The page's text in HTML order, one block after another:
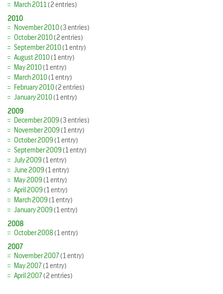
March 2011(2 entries)
2010
November 2010(3 entries)
October 2010(2 entries)
September 2010(1 entry)
August 2010(1 entry)
May 2010(1 entry)
March 2010(1 entry)
February 2010(2 entries)
January 2010(1 entry)
2009
December 2009(3 entries)
November 2009(1 entry)
October 2009(1 entry)
September 2009(1 entry)
July 2009(1 entry)
June 2009(1 entry)
May 2009(1 entry)
April 2009(1 entry)
March 2009(1 entry)
January 2009(1 entry)
2008
October 2008(1 entry)
2007
November 2007(1 entry)
May 2007(1 entry)
April 2007(2 entries)